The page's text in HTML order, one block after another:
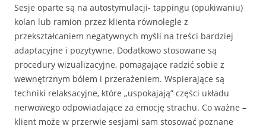
Sesje oparte są na autostymulacji- tappingu (opukiwaniu)
kolan lub ramion przez klienta równolegle z
przekształcaniem negatywnych myśli na treści bardziej
adaptacyjne i pozytywne. Dodatkowo stosowane są
procedury wizualizacyjne, pomagające radzić sobie z
wewnętrznym bólem i przerażeniem. Wspierające są
techniki relaksacyjne, które „uspokajają” części układu
nerwowego odpowiadające za emocję strachu. Co ważne –
klient może w przerwie sesjami sam stosować poznane